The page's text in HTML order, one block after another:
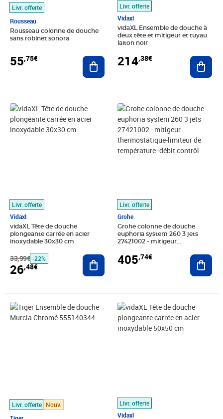
Livr. offerte
Rousseau
Rousseau colonne de douche
sans robinet sonora
55,75€ Ajouter au panier
Livr. offerte
Vidaxl
vidaXL Ensemble de douche à
deux tête et mitigeur et tuyau
laiton noir
214,38€
Livr. offerte
Vidaxl
vidaXL Tête de douche
plongeante carrée en acier
inoxydable 30x30 cm
33,99€
Prix barré 33,99€
-22%
26,48€
Prix 26,48€
Ajouter au panier
Livr. offerte
Grohe
Grohe colonne de douche
euphoria system 260 3 jets
27421002 - mitigeur
température -débit contrôl
405,74€
Prix 405,74€
Livr. offerte Nouv.
Prix 89,17€
Livr. offerte
Vidaxl
Prix barré 100,99€
Prix 63,00€